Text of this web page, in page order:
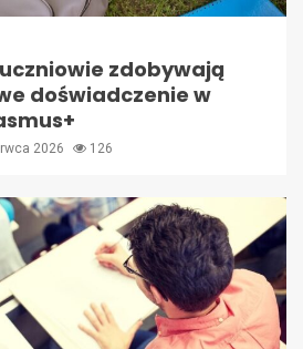
zdobywają
doświadczenie w
2026 126